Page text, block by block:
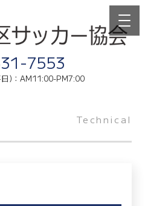
7553
)：AM11:00-PM7:00
Technical